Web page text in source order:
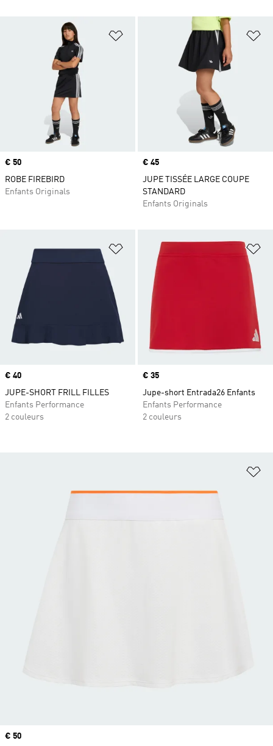
Ajouter à la Liste de produits
Prix
€ 50
ROBE FIREBIRD
Enfants Originals
Prix
€ 45
JUPE TISSÉE LARGE COUPE
STANDARD
Enfants Originals
Ajouter à la Liste de produits
Prix
€ 40
JUPE-SHORT FRILL FILLES
Enfants Performance
2 couleurs
Prix
€ 35
Jupe-short Entrada26 Enfants
Enfants Performance
2 couleurs
Prix
€ 50